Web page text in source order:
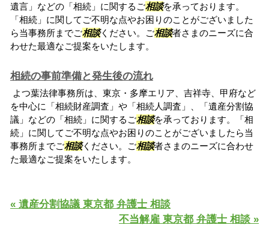
遺言」などの「相続」に関するご相談を承っております。
「相続」に関してご不明な点やお困りのことがございました
ら当事務所までご相談ください。ご相談者さまのニーズに合
わせた最適なご提案をいたします。
相続の事前準備と発生後の流れ
よつ葉法律事務所は、東京・多摩エリア、吉祥寺、甲府など
を中心に「相続財産調査」や「相続人調査」、「遺産分割協
議」などの「相続」に関するご相談を承っております。「相
続」に関してご不明な点やお困りのことがございましたら当
事務所までご相談ください。ご相談者さまのニーズに合わせ
た最適なご提案をいたします。
« 遺産分割協議 東京都 弁護士 相談
不当解雇 東京都 弁護士 相談 »